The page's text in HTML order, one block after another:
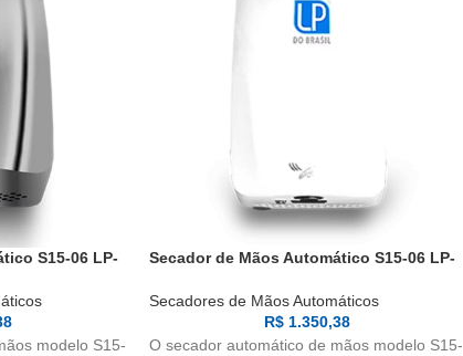
S15-06 LP-
modelo S15-
Secador de Mãos Automático S15-06 LP-
Secadores de Mãos Automáticos
R$1.350,38
O secador automático de mãos modelo S15-